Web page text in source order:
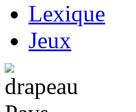
Lexique
Jeux